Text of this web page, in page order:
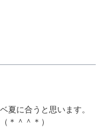
100%
トラップがおすすめ
夏に合うと思います。
＊＾＾＊）